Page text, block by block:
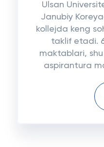
Ulsan
Janubiy
kollejda keng
taklif etadi.
maktablari,
aspirantura